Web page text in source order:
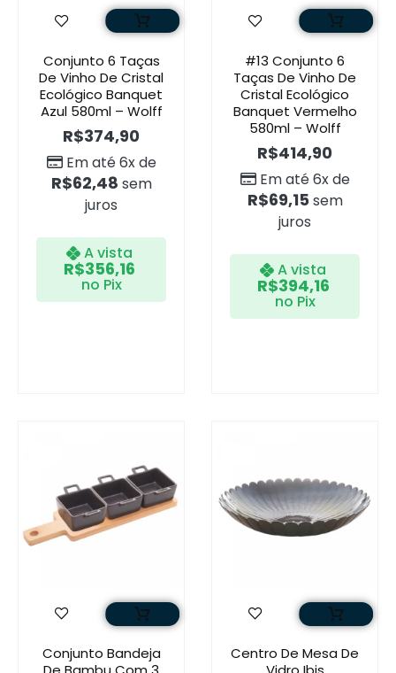
Conjunto 6 Taças
De Vinho De Cristal
Ecológico Banquet
Azul 580ml – Wolff
R$374,90
Em até 6x de
R$62,48 sem
juros
A vista
R$356,16
no Pix
#13 Conjunto 6
Taças De Vinho De
Cristal Ecológico
Banquet Vermelho
580ml – Wolff
R$414,90
Em até 6x de
R$69,15 sem
juros
A vista
R$394,16
no Pix
Conjunto Bandeja
Centro De Mesa De